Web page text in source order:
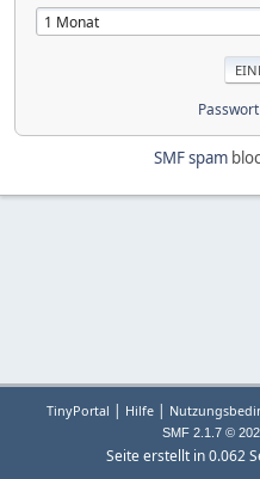
SMF spam
TinyPortal | Hilfe |
SMF 2.1.7 ©
Seite erstellt in 0.062